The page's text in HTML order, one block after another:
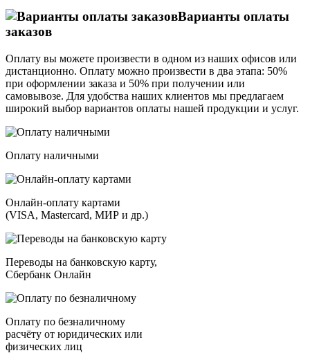
Варианты оплаты
заказов
Оплату вы можете произвести в одном из наших офисов или
дистанционно. Оплату можно произвести в два этапа: 50%
при оформлении заказа и 50% при получении или
самовывозе. Для удобства наших клиентов мы предлагаем
широкий выбор вариантов оплаты нашей продукции и услуг.
Оплату наличными
Онлайн-оплату картами
(VISA, Mastercard, МИР и др.)
Переводы на банковскую карту,
Сбербанк Онлайн
Оплату по безналичному
расчёту от юридических или
физических лиц